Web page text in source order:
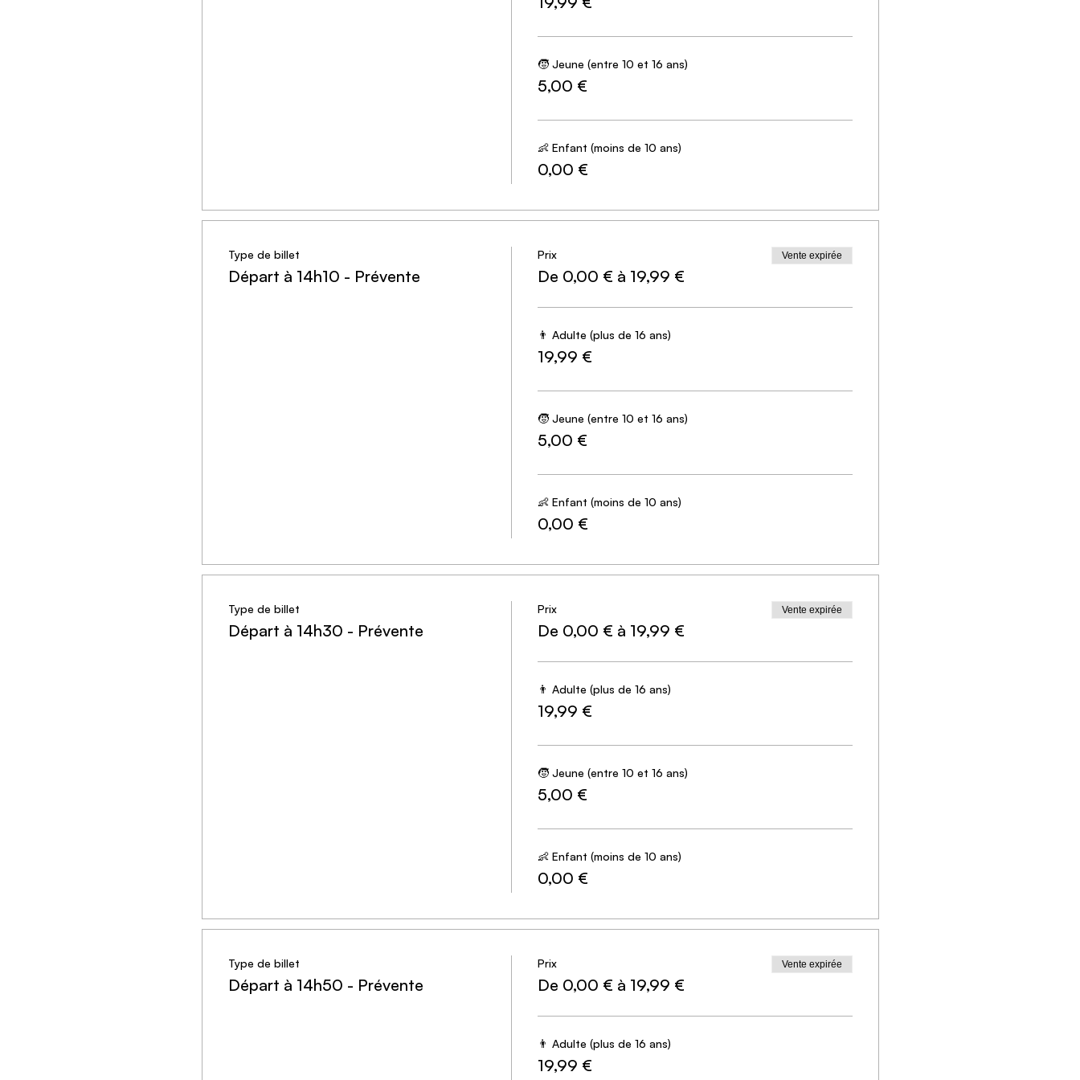
🧒 Jeune (entre 10 et 16 ans)
5,00 €
👶 Enfant (moins de 10 ans)
0,00 €
Type de billet
Départ à 14h10 - Prévente
Prix
De 0,00 € à 19,99 €
Vente expirée
👨 Adulte (plus de 16 ans)
19,99 €
🧒 Jeune (entre 10 et 16 ans)
5,00 €
👶 Enfant (moins de 10 ans)
0,00 €
Type de billet
Départ à 14h30 - Prévente
Prix
De 0,00 € à 19,99 €
Vente expirée
👨 Adulte (plus de 16 ans)
19,99 €
🧒 Jeune (entre 10 et 16 ans)
5,00 €
👶 Enfant (moins de 10 ans)
0,00 €
Type de billet
Départ à 14h50 - Prévente
Prix
De 0,00 € à 19,99 €
Vente expirée
👨 Adulte (plus de 16 ans)
19,99 €